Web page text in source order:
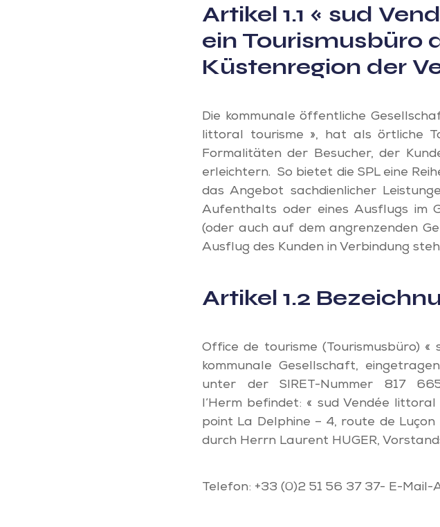
Artikel 1.1 « sud
ein Tourismusbüro
Küstenregion der
Die kommunale öffentliche
littoral tourisme », hat als örtliche
Formalitäten der Besucher, der
erleichtern. So bietet die SPL eine
das Angebot sachdienlicher
Aufenthalts oder eines Ausflugs im
(oder auch auf dem angrenzenden
Ausflug des Kunden in Verbindung
Artikel 1.2
Office de tourisme (Tourismusbüro)
kommunale Gesellschaft,
unter der SIRET-Nummer 817
l’Herm befindet: « sud Vendée
point La Delphine – 4, route de Luçon
durch Herrn Laurent HUGER,
Telefon: +33 (0)2 51 56 37 37- E-Mail-